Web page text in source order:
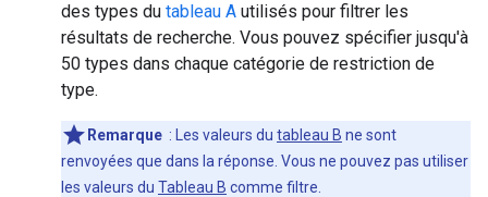
des types du tableau A utilisés pour filtrer les
résultats de recherche. Vous pouvez spécifier jusqu'à
50 types dans chaque catégorie de restriction de
type.
Remarque : Les valeurs du tableau B ne sont
renvoyées que dans la réponse. Vous ne pouvez pas utiliser
les valeurs du Tableau B comme filtre.